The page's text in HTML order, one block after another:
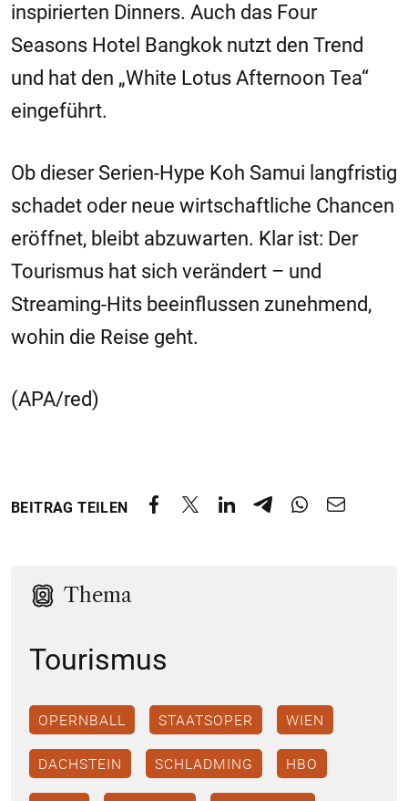
inspirierten Dinners. Auch das Four
Seasons Hotel Bangkok nutzt den Trend
und hat den „White Lotus Afternoon Tea“
eingeführt.
Ob dieser Serien-Hype Koh Samui langfristig
schadet oder neue wirtschaftliche Chancen
eröffnet, bleibt abzuwarten. Klar ist: Der
Tourismus hat sich verändert – und
Streaming-Hits beeinflussen zunehmend,
wohin die Reise geht.
(APA/red)
BEITRAG TEILEN
Thema
Tourismus
OPERNBALL STAATSOPER WIEN
DACHSTEIN SCHLADMING HBO